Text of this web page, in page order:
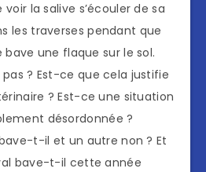
la salive s’écouler de sa
les traverses pendant que
une flaque sur le sol.
? Est-ce que cela justifie
? Est-ce une situation
désordonnée ?
t-il et un autre non ? Et
bave-t-il cette année